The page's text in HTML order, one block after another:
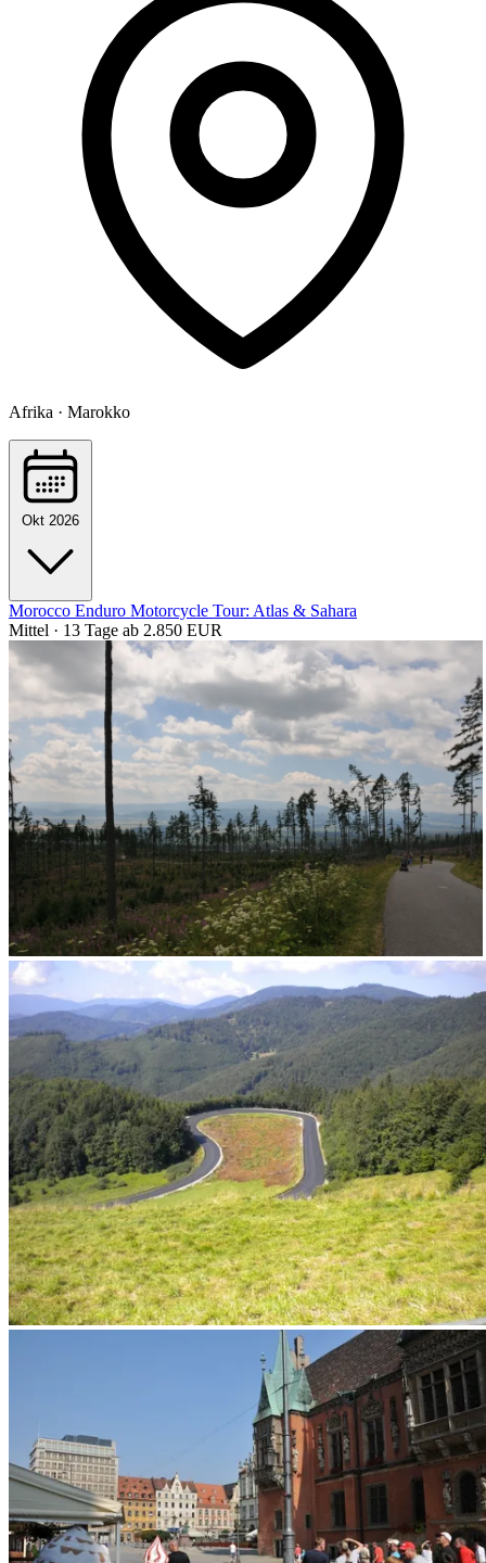
Afrika · Marokko
Okt 2026
Morocco Enduro Motorcycle Tour: Atlas & Sahara
Mittel · 13 Tage ab 2.850 EUR